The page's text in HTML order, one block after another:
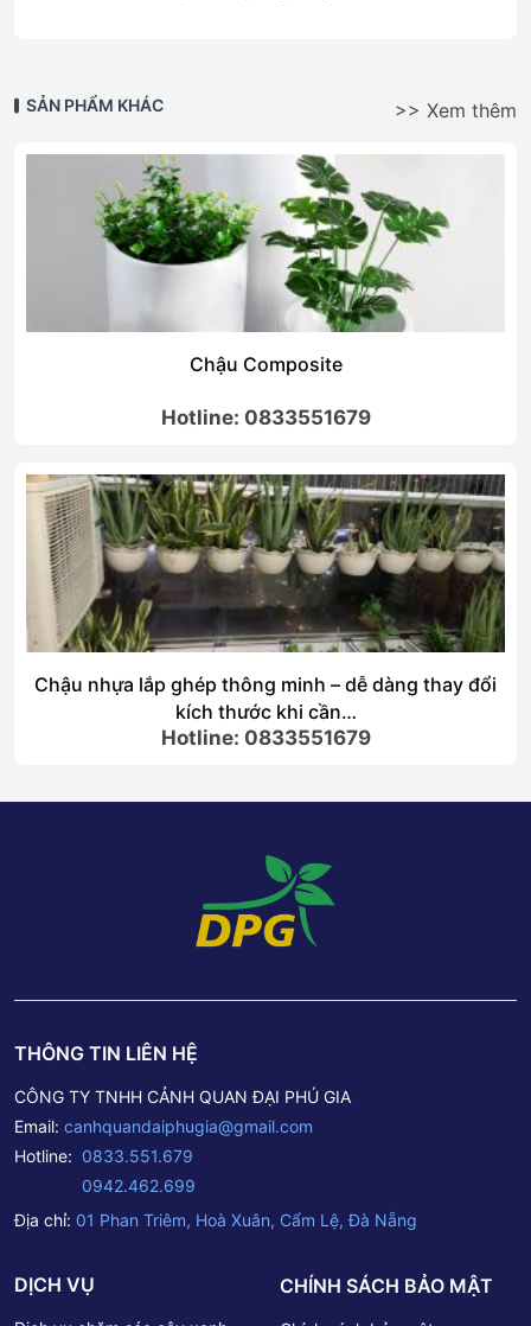
SẢN PHẨM KHÁC >> Xem thêm
Chậu Composite
Hotline: 0833551679
Chậu nhựa lắp ghép thông minh – dễ dàng thay đổi
kích thước khi cần…
Hotline: 0833551679
THÔNG TIN LIÊN HỆ
CÔNG TY TNHH CẢNH QUAN ĐẠI PHÚ GIA
Email: canhquandaiphugia@gmail.com
Hotline: 0833.551.679
0942.462.699
Địa chỉ: 01 Phan Triêm, Hoà Xuân, Cẩm Lệ, Đà Nẵng
DỊCH VỤ CHÍNH SÁCH BẢO MẬT